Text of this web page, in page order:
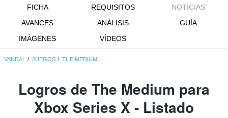
FICHA REQUISITOS
NOTICIAS
AVANCES
ANÁLISIS
GUÍA
IMÁGENES
VÍDEOS
VANDAL JUEGOS THE MEDIUM
Logros de The Medium para
Xbox Series X - Listado